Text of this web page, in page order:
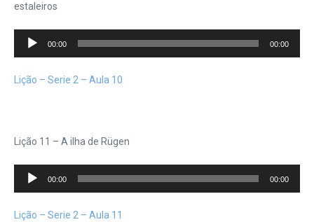
estaleiros
Tocador
00:00 00:00
Lição – Serie 2 – Aula 10
Lição 11 – A ilha de Rügen
Tocador
00:00 00:00
Lição – Serie 2 – Aula 11